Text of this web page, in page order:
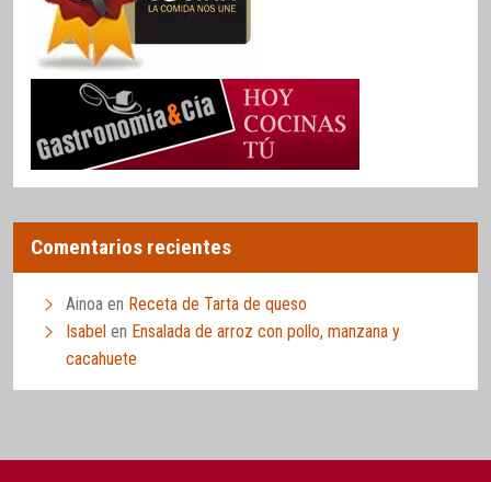
Comentarios recientes
Ainoa en Receta de Tarta de queso
Isabel en Ensalada de arroz con pollo, manzana y
cacahuete